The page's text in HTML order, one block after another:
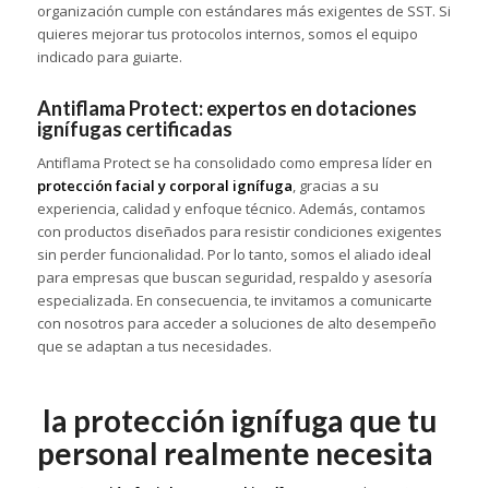
organización cumple con estándares más exigentes de SST. Si
quieres mejorar tus protocolos internos, somos el equipo
indicado para guiarte.
Antiflama Protect: expertos en dotaciones
ignífugas certificadas
Antiflama Protect se ha consolidado como empresa líder en
protección facial y corporal ignífuga, gracias a su
experiencia, calidad y enfoque técnico. Además, contamos
con productos diseñados para resistir condiciones exigentes
sin perder funcionalidad. Por lo tanto, somos el aliado ideal
para empresas que buscan seguridad, respaldo y asesoría
especializada. En consecuencia, te invitamos a comunicarte
con nosotros para acceder a soluciones de alto desempeño
que se adaptan a tus necesidades.
la protección ignífuga que tu
personal realmente necesita